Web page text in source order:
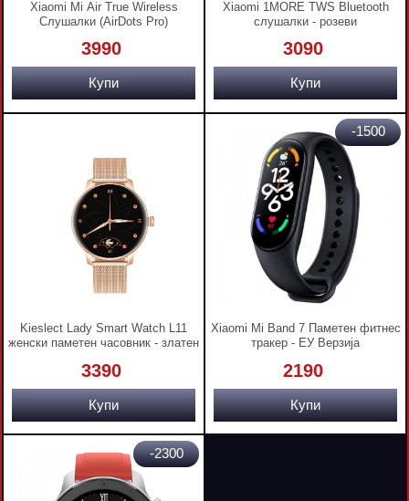
Xiaomi Mi Air True Wireless
Слушалки (AirDots Pro)
3990
Купи
Xiaomi 1MORE TWS Bluetooth
слушалки - розеви
3090
Купи
Kieslect Lady Smart Watch L11
женски паметен часовник - златен
3390
Купи
Xiaomi Mi Band 7 Паметен фитнес
тракер - ЕУ Верзија
2190
Купи
-1500
-2300